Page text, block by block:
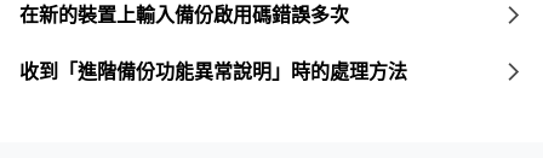
在新的裝置上輸入備份啟用碼錯誤多次
收到「進階備份功能異常說明」時的處理方法